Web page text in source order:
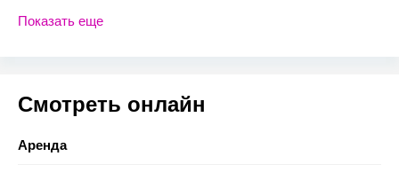
Показать еще
Смотреть онлайн
Аренда